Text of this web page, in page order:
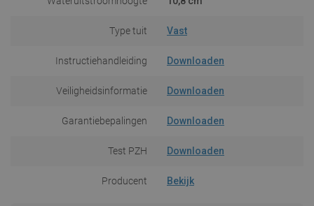
Type tuit Vast
Instructiehandleiding Downloaden
Veiligheidsinformatie Downloaden
Garantiebepalingen Downloaden
Test PZH Downloaden
Producent Bekijk